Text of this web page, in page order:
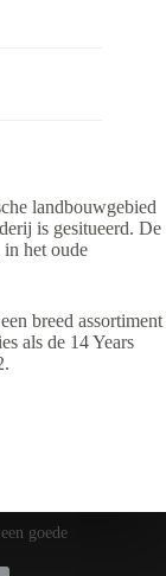
goede
landbouwgebied
is gesitueerd. De
het oude
breed assortiment
als de 14 Years